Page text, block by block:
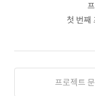
첫 번째
프로젝트